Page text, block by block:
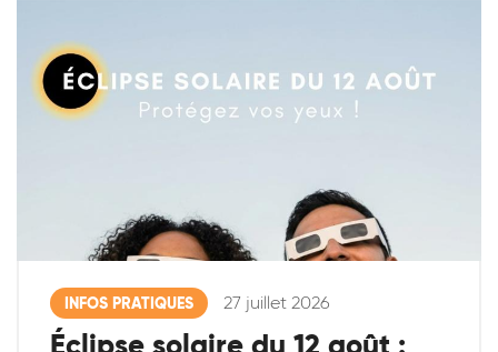
INFOS PRATIQUES 27 juillet 2026